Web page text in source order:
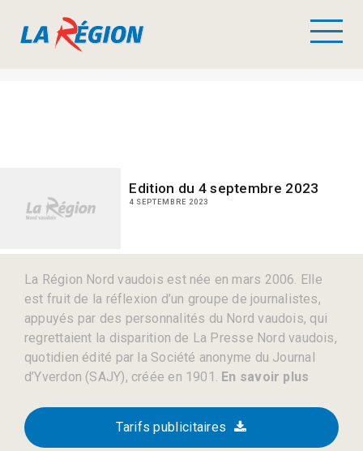
Edition du 4 septembre 2023
4 SEPTEMBRE 2023
La Région Nord vaudois est née en mars 2006. Elle
est fruit de la réflexion d’un groupe de journalistes,
appuyés par des personnalités du Nord vaudois, qui
regrettaient la disparition de La Presse Nord vaudois,
quotidien édité par la Société anonyme du Journal
d’Yverdon (SAJY), créée en 1901. En savoir plus
Tarifs publicitaires